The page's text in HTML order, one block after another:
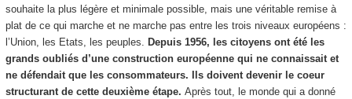
souhaite la plus légère et minimale possible, mais une véritable remise à
plat de ce qui marche et ne marche pas entre les trois niveaux européens :
l’Union, les Etats, les peuples. Depuis 1956, les citoyens ont été les
grands oubliés d’une construction européenne qui ne connaissait et
ne défendait que les consommateurs. Ils doivent devenir le coeur
structurant de cette deuxième étape. Après tout, le monde qui a donné